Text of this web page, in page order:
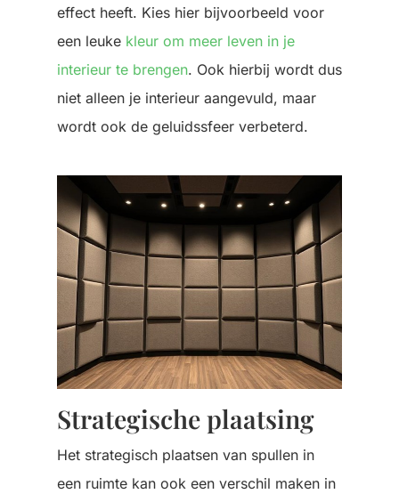
effect heeft. Kies hier bijvoorbeeld voor
een leuke kleur om meer leven in je
interieur te brengen. Ook hierbij wordt dus
niet alleen je interieur aangevuld, maar
wordt ook de geluidssfeer verbeterd.
Strategische plaatsing
Het strategisch plaatsen van spullen in
een ruimte kan ook een verschil maken in